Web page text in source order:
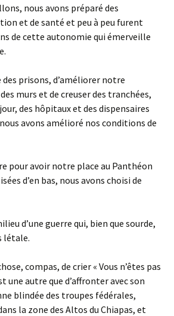
nous avons préparé des
et de santé et peu à peu furent
de cette autonomie qui émerveille
prisons, d’améliorer notre
murs et de creuser des tranchées,
des hôpitaux et des dispensaires
avons amélioré nos conditions de
pour avoir notre place au Panthéon
d’en bas, nous avons choisi de
d’une guerre qui, bien que sourde,
létale.
compas, de crier « Vous n’êtes pas
une autre que d’affronter avec son
blindée des troupes fédérales,
la zone des Altos du Chiapas, et